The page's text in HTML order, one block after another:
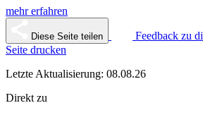
mehr erfahren
Diese Seite teilen Feedback zu
Seite drucken
Letzte Aktualisierung: 08.08.26
Direkt zu